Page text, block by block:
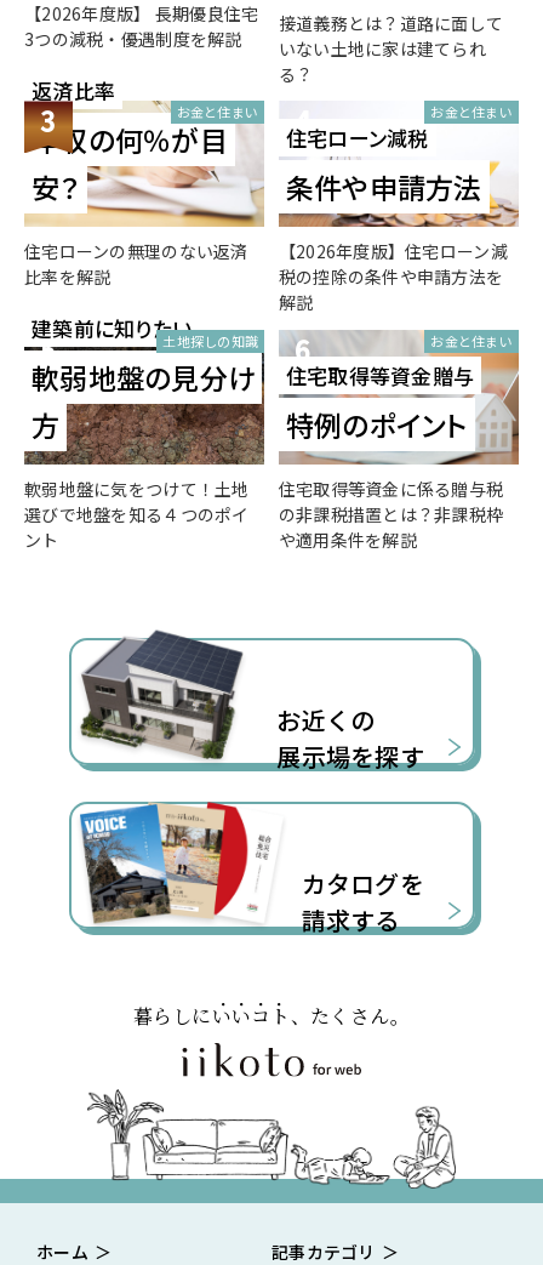
【2026年度版】 長期優良住宅
3つの減税・優遇制度を解説
接道義務とは？道路に面して
いない土地に家は建てられ
る？
3
返済比率
年収の何％が目
安？
お金と住まい
住宅ローンの無理のない返済
比率を解説
4
住宅ローン減税
条件や申請方法
お金と住まい
【2026年度版】住宅ローン減
税の控除の条件や申請方法を
解説
5
建築前に知りたい
軟弱地盤の見分け
方
土地探しの知識
軟弱地盤に気をつけて！土地
選びで地盤を知る４つのポイ
ント
6
住宅取得等資金贈与
特例のポイント
お金と住まい
住宅取得等資金に係る贈与税
の非課税措置とは？非課税枠
や適用条件を解説
お近くの
展示場を探す
カタログを
請求する
暮らしにいいコト、たくさん。
ホーム 記事カテゴリ